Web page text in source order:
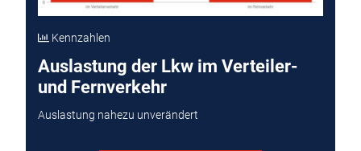
Kennzahlen
Auslastung der Lkw im Verteiler-
und Fernverkehr
Auslastung nahezu unverändert